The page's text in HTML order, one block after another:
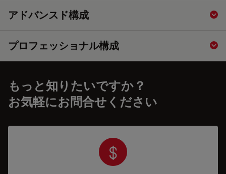
アドバンスド構成
プロフェッショナル構成
もっと知りたいですか？
お気軽にお問合せください